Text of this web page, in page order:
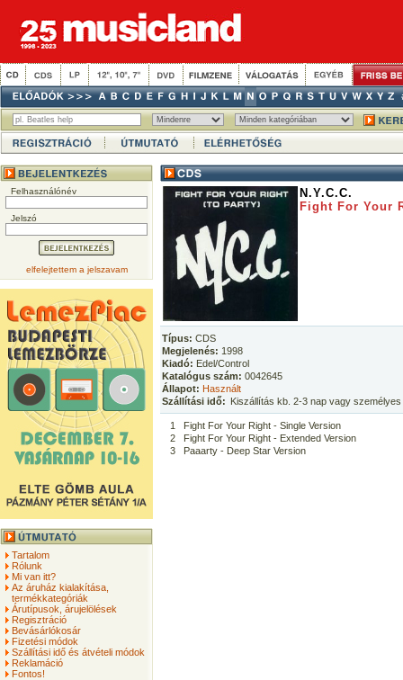
Felhasználónév
Jelszó
elfelejtettem a jelszavam
Tartalom
Rólunk
Mi van itt?
Az áruház kialakítása,
termékkategóriák
Árutípusok, árujelölések
Regisztráció
Bevásárlókosár
Fizetési módok
Szállítási idő és átvételi módok
Reklamáció
Fontos!
N.Y.C.C.
Fight For Your
Típus: CDS
Megjelenés: 1998
Kiadó: Edel/Control
Katalógus szám: 0042645
Állapot: Használt
Szállítási idő: Kiszállítás kb. 2-3 nap vagy
1
Fight For Your Right - Single Version
2
Fight For Your Right - Extended Version
3
Paaarty - Deep Star Version